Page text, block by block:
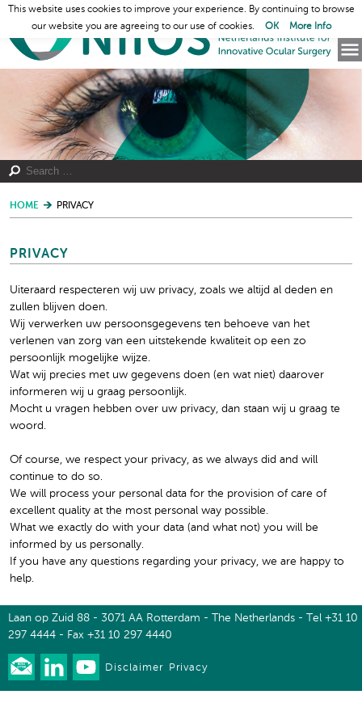
HOME PRIVACY
PRIVACY
Uiteraard respecteren wij uw privacy, zoals we altijd al deden en
zullen blijven doen.
Wij verwerken uw persoonsgegevens ten behoeve van het
verlenen van zorg van een uitstekende kwaliteit op een zo
persoonlijk mogelijke wijze.
Wat wij precies met uw gegevens doen (en wat niet) daarover
informeren wij u graag persoonlijk.
Mocht u vragen hebben over uw privacy, dan staan wij u graag te
woord.
Of course, we respect your privacy, as we always did and will
continue to do so.
We will process your personal data for the provision of care of
excellent quality at the most personal way possible.
What we exactly do with your data (and what not) you will be
informed by us personally.
If you have any questions regarding your privacy, we are happy to
help.
Laan op Zuid 88 - 3071 AA Rotterdam - The Netherlands - Tel +31 10
297 4444 - Fax +31 10 297 4440
Disclaimer Privacy
This website uses cookies to improve your experience. By continuing to browse
our website you are agreeing to our use of cookies.
OK More Info